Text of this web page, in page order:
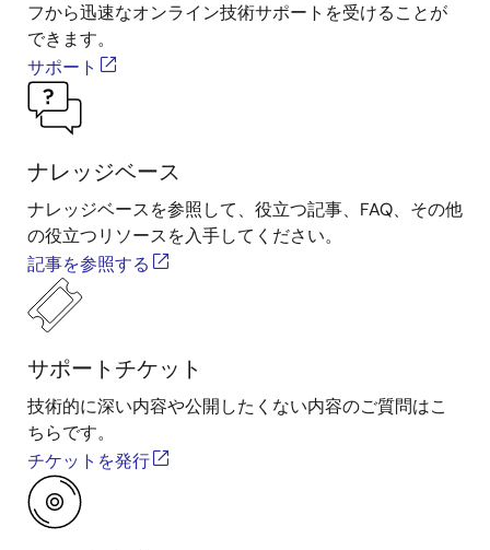
フから迅速なオンライン技術サポートを受けることが
できます。
サポート
ナレッジベース
ナレッジベースを参照して、役立つ記事、FAQ、その他
の役立つリソースを入手してください。
記事を参照する
サポートチケット
技術的に深い内容や公開したくない内容のご質問はこ
ちらです。
チケットを発行